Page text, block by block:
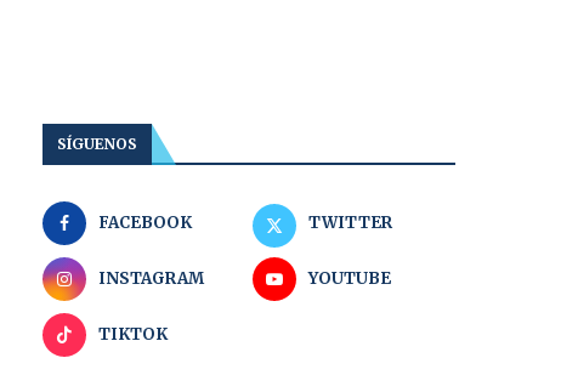
SÍGUENOS
FACEBOOK TWITTER
INSTAGRAM YOUTUBE
TIKTOK